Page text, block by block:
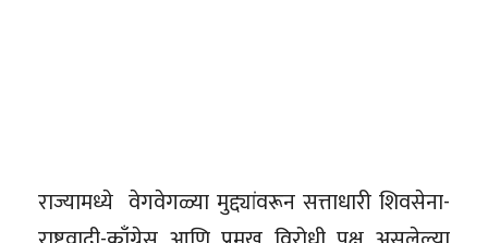
राज्यामध्ये वेगवेगळ्या मुद्द्यांवरून सत्ताधारी शिवसेना-